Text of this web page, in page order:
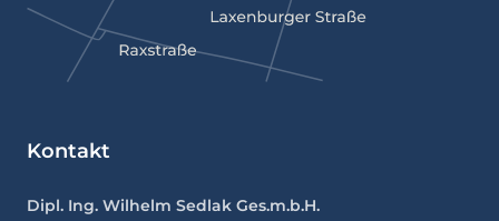
Kontakt
Dipl. Ing. Wilhelm Sedlak Ges.m.b.H.